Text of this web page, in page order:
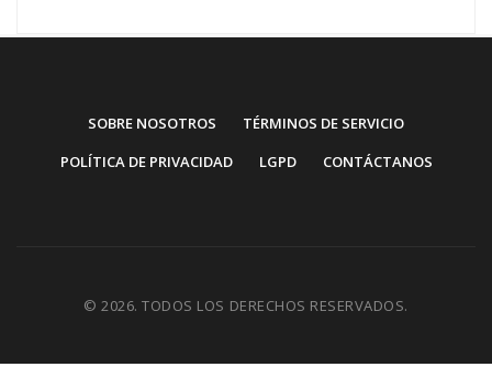
SOBRE NOSOTROS
TÉRMINOS DE SERVICIO
POLÍTICA DE PRIVACIDAD
LGPD CONTÁCTANOS
© 2026. TODOS LOS DERECHOS RESERVADOS.